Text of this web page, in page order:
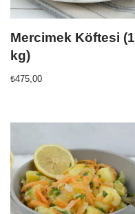
Mercimek Köftesi (1
kg)
₺475,00